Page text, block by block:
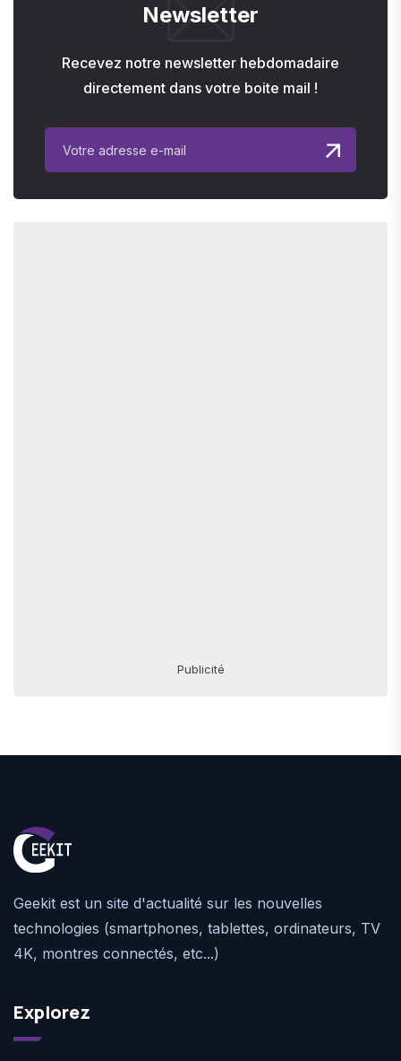
Newsletter
Recevez notre newsletter hebdomadaire
directement dans votre boite mail !
Publicité
Geekit est un site d'actualité sur les nouvelles
technologies (smartphones, tablettes, ordinateurs, TV
4K, montres connectés, etc...)
Explorez